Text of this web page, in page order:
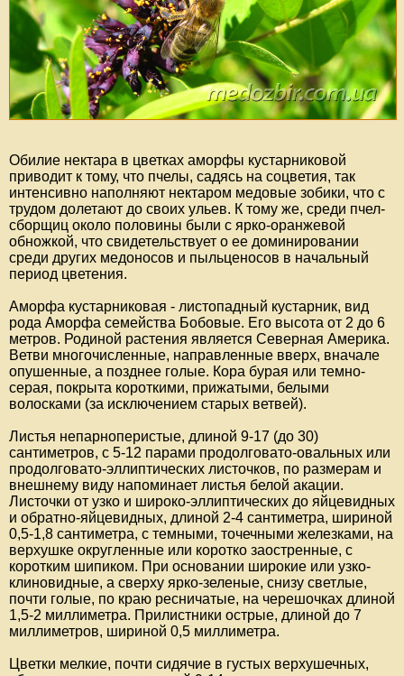
Обилие нектара в цветках аморфы кустарниковой
приводит к тому, что пчелы, садясь на соцветия, так
интенсивно наполняют нектаром медовые зобики, что с
трудом долетают до своих ульев. К тому же, среди пчел-
сборщиц около половины были с ярко-оранжевой
обножкой, что свидетельствует о ее доминировании
среди других медоносов и пыльценосов в начальный
период цветения.
Аморфа кустарниковая - листопадный кустарник, вид
рода Аморфа семейства Бобовые. Его высота от 2 до 6
метров. Родиной растения является Северная Америка.
Ветви многочисленные, направленные вверх, вначале
опушенные, а позднее голые. Кора бурая или темно-
серая, покрыта короткими, прижатыми, белыми
волосками (за исключением старых ветвей).
Листья непарноперистые, длиной 9-17 (до 30)
сантиметров, с 5-12 парами продолговато-овальных или
продолговато-эллиптических листочков, по размерам и
внешнему виду напоминает листья белой акации.
Листочки от узко и широко-эллиптических до яйцевидных
и обратно-яйцевидных, длиной 2-4 сантиметра, шириной
0,5-1,8 сантиметра, с темными, точечными железками, на
верхушке округленные или коротко заостренные, с
коротким шипиком. При основании широкие или узко-
клиновидные, а сверху ярко-зеленые, снизу светлые,
почти голые, по краю ресничатые, на черешочках длиной
1,5-2 миллиметра. Прилистники острые, длиной до 7
миллиметров, шириной 0,5 миллиметра.
Цветки мелкие, почти сидячие в густых верхушечных,